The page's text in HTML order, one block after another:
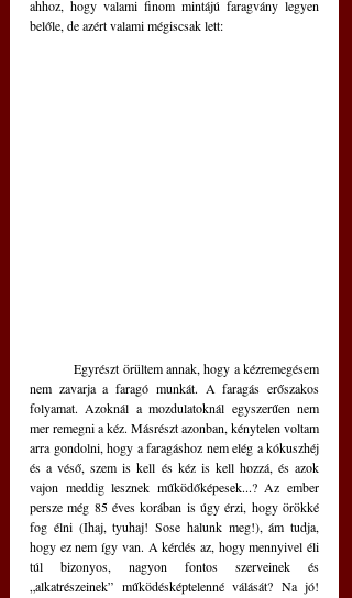
ahhoz, hogy valami finom mintájú faragvány legyen
belőle, de azért valami mégiscsak lett:
	Egyrészt örültem annak, hogy a kézremegésem
nem zavarja a faragó munkát. A faragás erőszakos
folyamat. Azoknál a mozdulatoknál egyszerűen nem
mer remegni a kéz. Másrészt azonban, kénytelen voltam
arra gondolni, hogy a faragáshoz nem elég a kókuszhéj
és a véső, szem is kell és kéz is kell hozzá, és azok
vajon meddig lesznek működőképesek...? Az ember
persze még 85 éves korában is úgy érzi, hogy örökké
fog élni (Ihaj, tyuhaj! Sose halunk meg!), ám tudja,
hogy ez nem így van. A kérdés az, hogy mennyivel éli
túl bizonyos, nagyon fontos szerveinek és
„alkatrészeinek” működésképtelenné válását? Na jó!